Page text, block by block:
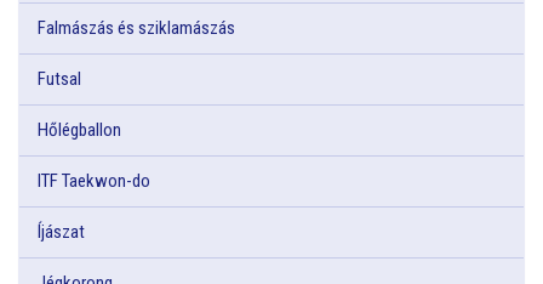
Falmászás és sziklamászás
Futsal
Hőlégballon
ITF Taekwon-do
Íjászat